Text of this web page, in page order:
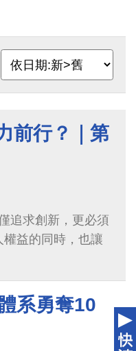
前行？｜第
追求創新，更必須
益的同時，也讓
系勇奪10